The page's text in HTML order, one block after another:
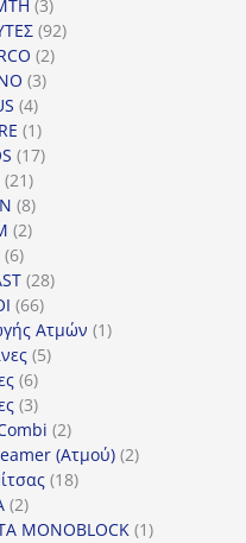
3
προϊόντα
9292
22
33
44
προϊόντα
11
προϊόν
1717
2121
προϊόντα
88
προϊόντα
22
66
προϊόντα
2828
6666
προϊόντα
Ατμών 11
55
66
προϊόντα
33
προϊόντα
22
προϊόντα
(Ατμού) 22
1818
22
προϊόντα
MONOBLOCK 11